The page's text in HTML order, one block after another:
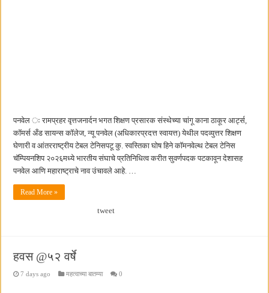
पनवेल ः रामप्रहर वृत्तजनार्दन भगत शिक्षण प्रसारक संस्थेच्या चांगू काना ठाकूर आर्ट्स,
कॉमर्स अँड सायन्स कॉलेज, न्यू पनवेल (अधिकारप्रदत्त स्वायत्त) येथील पदव्युत्तर शिक्षण
घेणारी व आंतरराष्ट्रीय टेबल टेनिसपटू कु. स्वस्तिका घोष हिने कॉमनवेल्थ टेबल टेनिस
चॅम्पियनशिप २०२६मध्ये भारतीय संघाचे प्रतिनिधित्व करीत सुवर्णपदक पटकावून देशासह
पनवेल आणि महाराष्ट्राचे नाव उंचावले आहे. …
Read More »
tweet
हवस @५२ वर्षे
7 days ago महत्वाच्या बातम्या 0